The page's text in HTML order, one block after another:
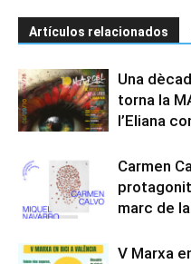
Artículos relacionados
Una
torna la
l’Eliana
Carmen
marc de
V Marxa